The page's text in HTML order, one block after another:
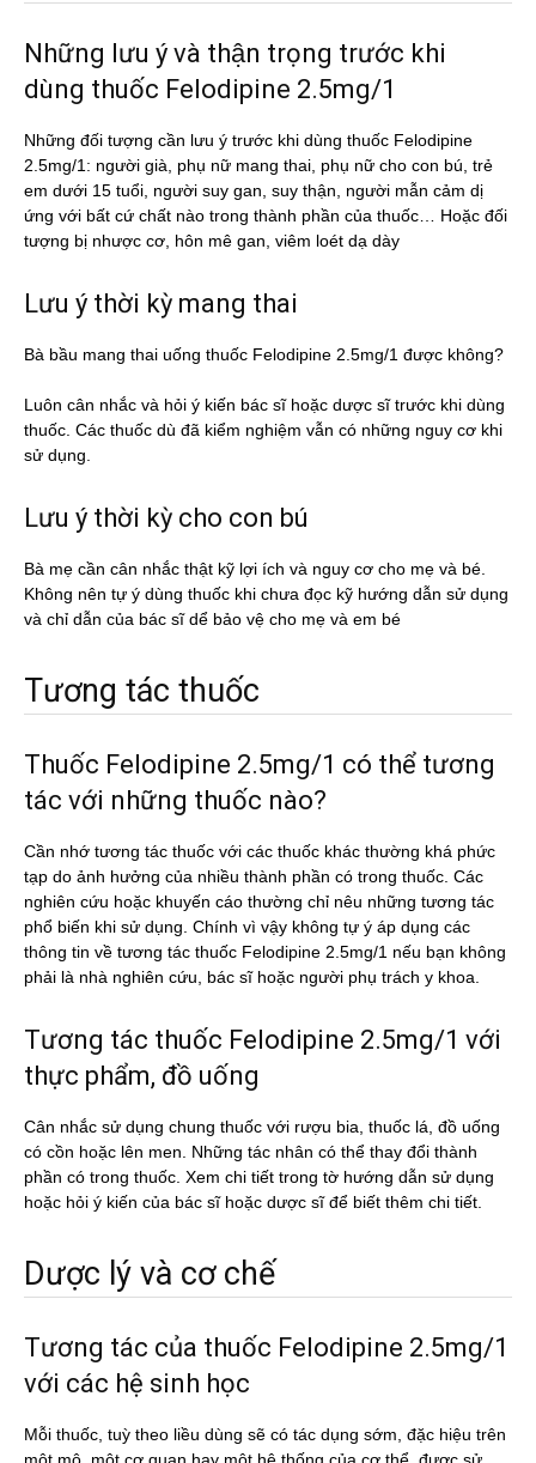
Những lưu ý và thận trọng trước khi
dùng thuốc Felodipine 2.5mg/1
Những đối tượng cần lưu ý trước khi dùng thuốc Felodipine
2.5mg/1: người già, phụ nữ mang thai, phụ nữ cho con bú, trẻ
em dưới 15 tuổi, người suy gan, suy thận, người mẫn cảm dị
ứng với bất cứ chất nào trong thành phần của thuốc… Hoặc đối
tượng bị nhược cơ, hôn mê gan, viêm loét dạ dày
Lưu ý thời kỳ mang thai
Bà bầu mang thai uống thuốc Felodipine 2.5mg/1 được không?
Luôn cân nhắc và hỏi ý kiến bác sĩ hoặc dược sĩ trước khi dùng
thuốc. Các thuốc dù đã kiểm nghiệm vẫn có những nguy cơ khi
sử dụng.
Lưu ý thời kỳ cho con bú
Bà mẹ cần cân nhắc thật kỹ lợi ích và nguy cơ cho mẹ và bé.
Không nên tự ý dùng thuốc khi chưa đọc kỹ hướng dẫn sử dụng
và chỉ dẫn của bác sĩ dể bảo vệ cho mẹ và em bé
Tương tác thuốc
Thuốc Felodipine 2.5mg/1 có thể tương
tác với những thuốc nào?
Cần nhớ tương tác thuốc với các thuốc khác thường khá phức
tạp do ảnh hưởng của nhiều thành phần có trong thuốc. Các
nghiên cứu hoặc khuyến cáo thường chỉ nêu những tương tác
phổ biến khi sử dụng. Chính vì vậy không tự ý áp dụng các
thông tin về tương tác thuốc Felodipine 2.5mg/1 nếu bạn không
phải là nhà nghiên cứu, bác sĩ hoặc người phụ trách y khoa.
Tương tác thuốc Felodipine 2.5mg/1 với
thực phẩm, đồ uống
Cân nhắc sử dụng chung thuốc với rượu bia, thuốc lá, đồ uống
có cồn hoặc lên men. Những tác nhân có thể thay đổi thành
phần có trong thuốc. Xem chi tiết trong tờ hướng dẫn sử dụng
hoặc hỏi ý kiến của bác sĩ hoặc dược sĩ để biết thêm chi tiết.
Dược lý và cơ chế
Tương tác của thuốc Felodipine 2.5mg/1
với các hệ sinh học
Mỗi thuốc, tuỳ theo liều dùng sẽ có tác dụng sớm, đặc hiệu trên